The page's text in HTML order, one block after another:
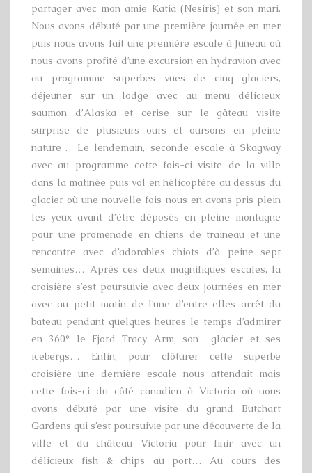
partager avec mon amie Katia (Nesiris) et son mari.
Nous avons débuté par une première journée en mer
puis nous avons fait une première escale à Juneau où
nous avons profité d’une excursion en hydravion avec
au programme superbes vues de cinq glaciers,
déjeuner sur un lodge avec au menu délicieux
saumon d’Alaska et cerise sur le gâteau visite
surprise de plusieurs ours et oursons en pleine
nature… Le lendemain, seconde escale à Skagway
avec au programme cette fois-ci visite de la ville
dans la matinée puis vol en hélicoptère au dessus du
glacier où une nouvelle fois nous en avons pris plein
les yeux avant d’être déposés en pleine montagne
pour une promenade en chiens de traineau et une
rencontre avec d’adorables chiots d’à peine sept
semaines… Après ces deux magnifiques escales, la
croisière s’est poursuivie avec deux journées en mer
avec au petit matin de l’une d’entre elles arrêt du
bateau pendant quelques heures le temps d’admirer
en 360° le Fjord Tracy Arm, son glacier et ses
icebergs… Enfin, pour clôturer cette superbe
croisière une dernière escale nous attendait mais
cette fois-ci du côté canadien à Victoria où nous
avons débuté par une visite du grand Butchart
Gardens qui s’est poursuivie par une découverte de la
ville et du château Victoria pour finir avec un
délicieux fish & chips au port… Au cours des